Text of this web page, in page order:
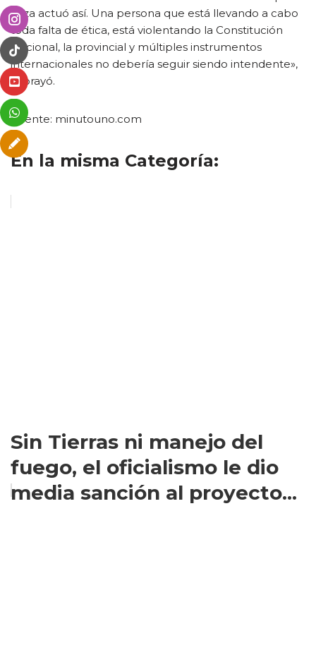
Yeza actuó así. Una persona que está llevando a cabo
toda falta de ética, está violentando la Constitución
Nacional, la provincial y múltiples instrumentos
internacionales no debería seguir siendo intendente»,
subrayó.
Fuente: minutouno.com
En la misma Categoría:
Sin Tierras ni manejo del
fuego, el oficialismo le dio
media sanción al proyecto...